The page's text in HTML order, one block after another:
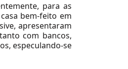
para as
bem-feito em
apresentaram
com bancos,
especulando-se